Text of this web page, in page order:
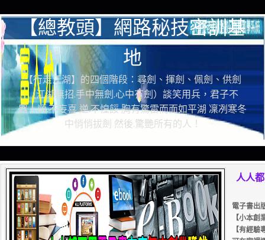
【總教頭】網路秘技密訓基
地
【行走江湖】的四個階段：尋劍、揮劍、佩劍、供劍
（江湖無招.手中無劍.心中有劍）談笑用兵，君子不
器！順.不妄喜 逆.不惶餒 胸有驚雷而面如平湖 凜冽寒冬
中悄悄拔劍 然後.驚艷所有的人！